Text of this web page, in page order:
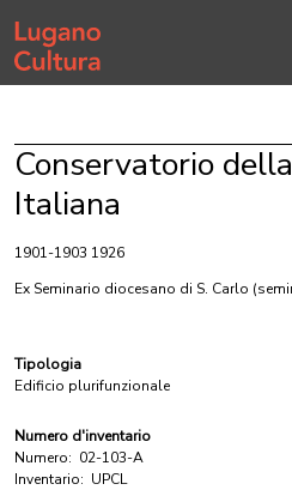
Home page
Conservatorio
Italiana
1901-1903 1926
Ex Seminario diocesano di S. Carlo
Tipologia
Edificio plurifunzionale
Numero d'inventario
Numero: 02-103-A
Inventario: UPCL